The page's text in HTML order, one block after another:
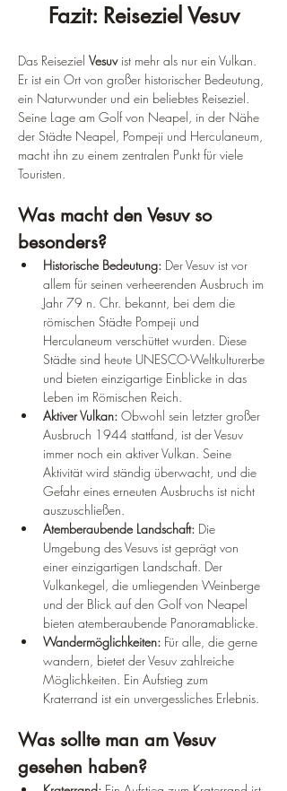
Fazit: Reiseziel Vesuv
Das Reiseziel Vesuv ist mehr als nur ein Vulkan.
Er ist ein Ort von großer historischer Bedeutung,
ein Naturwunder und ein beliebtes Reiseziel.
Seine Lage am Golf von Neapel, in der Nähe
der Städte Neapel, Pompeji und Herculaneum,
macht ihn zu einem zentralen Punkt für viele
Touristen.
Was macht den Vesuv so
besonders?
Historische Bedeutung: Der Vesuv ist vor
allem für seinen verheerenden Ausbruch im
Jahr 79 n. Chr. bekannt, bei dem die
römischen Städte Pompeji und
Herculaneum verschüttet wurden. Diese
Städte sind heute UNESCO-Weltkulturerbe
und bieten einzigartige Einblicke in das
Leben im Römischen Reich.
Aktiver Vulkan: Obwohl sein letzter großer
Ausbruch 1944 stattfand, ist der Vesuv
immer noch ein aktiver Vulkan. Seine
Aktivität wird ständig überwacht, und die
Gefahr eines erneuten Ausbruchs ist nicht
auszuschließen.
Atemberaubende Landschaft: Die
Umgebung des Vesuvs ist geprägt von
einer einzigartigen Landschaft. Der
Vulkankegel, die umliegenden Weinberge
und der Blick auf den Golf von Neapel
bieten atemberaubende Panoramablicke.
Wandermöglichkeiten: Für alle, die gerne
wandern, bietet der Vesuv zahlreiche
Möglichkeiten. Ein Aufstieg zum
Kraterrand ist ein unvergessliches Erlebnis.
Was sollte man am Vesuv
gesehen haben?